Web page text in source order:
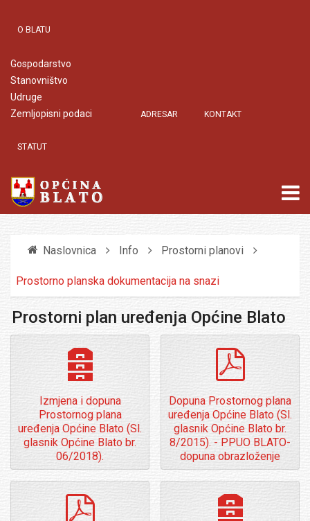
O BLATU
Gospodarstvo
Stanovništvo
Udruge
Zemljopisni podaci
ADRESAR KONTAKT
STATUT
Naslovnica Info Prostorni planovi
Prostorno planska dokumentacija na snazi
Prostorni plan uređenja Općine Blato
Izmjena i dopuna
Prostornog plana
uređenja Općine Blato (Sl.
glasnik Općine Blato br.
06/2018).
Dopuna Prostornog plana
uređenja Općine Blato (Sl.
glasnik Općine Blato br.
8/2015). - PPUO BLATO-
dopuna obrazloženje